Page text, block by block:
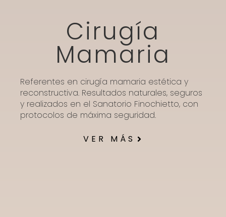
Cirugía
Mamaria
Referentes en cirugía mamaria estética y
reconstructiva. Resultados naturales, seguros
y realizados en el Sanatorio Finochietto, con
protocolos de máxima seguridad.
VER MÁS